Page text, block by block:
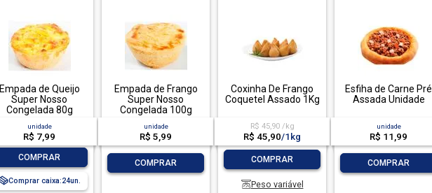
Empada de Queijo
Super Nosso
Congelada 80g
unidade
R$ 7,99
COMPRAR
Comprar caixa:24
Empada de Frango
Super Nosso
Congelada 100g
unidade
R$ 5,99
COMPRAR
Coxinha De Frango
Coquetel Assado 1Kg
R$ 45,90 /kg
R$ 45,90/1kg
COMPRAR
Peso variável
Esfiha de Carne Pré
Assada Unidade
unidade
R$ 11,99
COMPRAR